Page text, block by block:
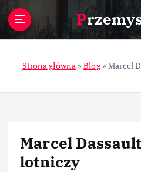
Strona główna»Blog»Marcel
Marcel
lotniczy